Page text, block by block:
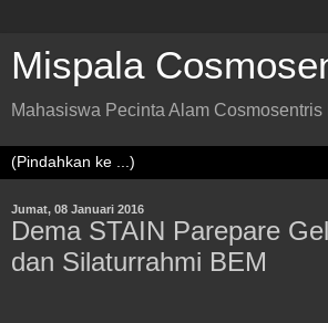
Mispala
Mahasiswa Pecinta Alam Cosmosentris
Jumat, 08 Januari 2016
Dema STAIN Parepare
dan Silaturrahmi BEM